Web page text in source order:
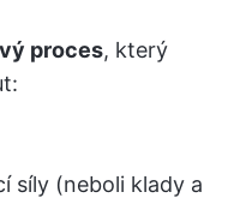
proces, který
síly (neboli klady a